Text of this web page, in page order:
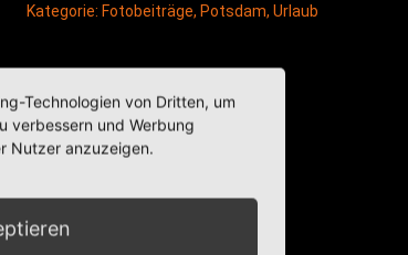
Kategorie: Fotobeiträge, Potsdam, Urlaub
Technologien von Dritten, um
verbessern und Werbung
Nutzer anzuzeigen.